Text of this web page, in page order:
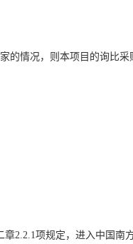
的情况，则本项目的询比采
章2.2.1项规定， 进入中国南